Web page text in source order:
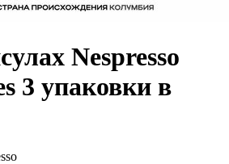
Nespresso
3 упаковки в